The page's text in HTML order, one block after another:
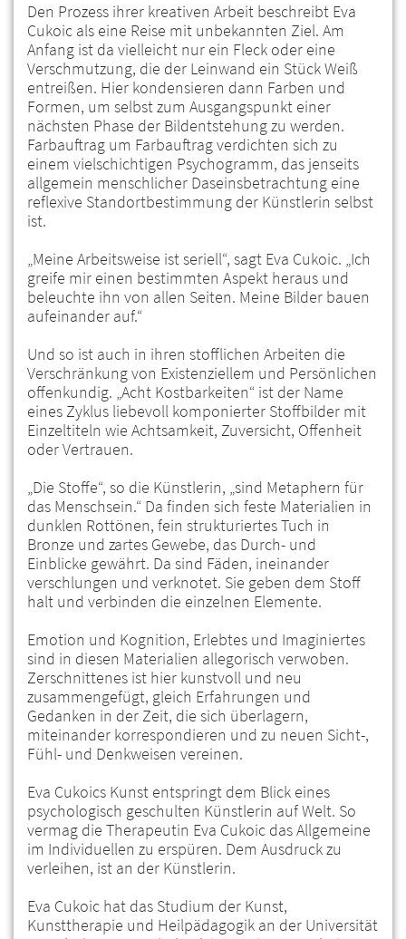
Den Prozess ihrer kreativen Arbeit beschreibt Eva
Cukoic als eine Reise mit unbekannten Ziel. Am
Anfang ist da vielleicht nur ein Fleck oder eine
Verschmutzung, die der Leinwand ein Stück Weiß
entreißen. Hier kondensieren dann Farben und
Formen, um selbst zum Ausgangspunkt einer
nächsten Phase der Bildentstehung zu werden.
Farbauftrag um Farbauftrag verdichten sich zu
einem vielschichtigen Psychogramm, das jenseits
allgemein menschlicher Daseinsbetrachtung eine
reflexive Standortbestimmung der Künstlerin selbst
ist.
„Meine Arbeitsweise ist seriell“, sagt Eva Cukoic. „Ich
greife mir einen bestimmten Aspekt heraus und
beleuchte ihn von allen Seiten. Meine Bilder bauen
aufeinander auf.“
Und so ist auch in ihren stofflichen Arbeiten die
Verschränkung von Existenziellem und Persönlichen
offenkundig. „Acht Kostbarkeiten“ ist der Name
eines Zyklus liebevoll komponierter Stoffbilder mit
Einzeltiteln wie Achtsamkeit, Zuversicht, Offenheit
oder Vertrauen.
„Die Stoffe“, so die Künstlerin, „sind Metaphern für
das Menschsein.“ Da finden sich feste Materialien in
dunklen Rottönen, fein strukturiertes Tuch in
Bronze und zartes Gewebe, das Durch- und
Einblicke gewährt. Da sind Fäden, ineinander
verschlungen und verknotet. Sie geben dem Stoff
halt und verbinden die einzelnen Elemente.
Emotion und Kognition, Erlebtes und Imaginiertes
sind in diesen Materialien allegorisch verwoben.
Zerschnittenes ist hier kunstvoll und neu
zusammengefügt, gleich Erfahrungen und
Gedanken in der Zeit, die sich überlagern,
miteinander korrespondieren und zu neuen Sicht-,
Fühl- und Denkweisen vereinen.
Eva Cukoics Kunst entspringt dem Blick eines
psychologisch geschulten Künstlerin auf Welt. So
vermag die Therapeutin Eva Cukoic das Allgemeine
im Individuellen zu erspüren. Dem Ausdruck zu
verleihen, ist an der Künstlerin.
Eva Cukoic hat das Studium der Kunst,
Kunsttherapie und Heilpädagogik an der Universität